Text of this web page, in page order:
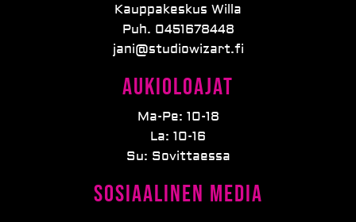
Kauppakeskus Willa
Puh. 0451678448
jani@studiowizart.fi
Aukioloajat
Ma-Pe: 10-18
La: 10-16
Su: Sovittaessa
Sosiaalinen media